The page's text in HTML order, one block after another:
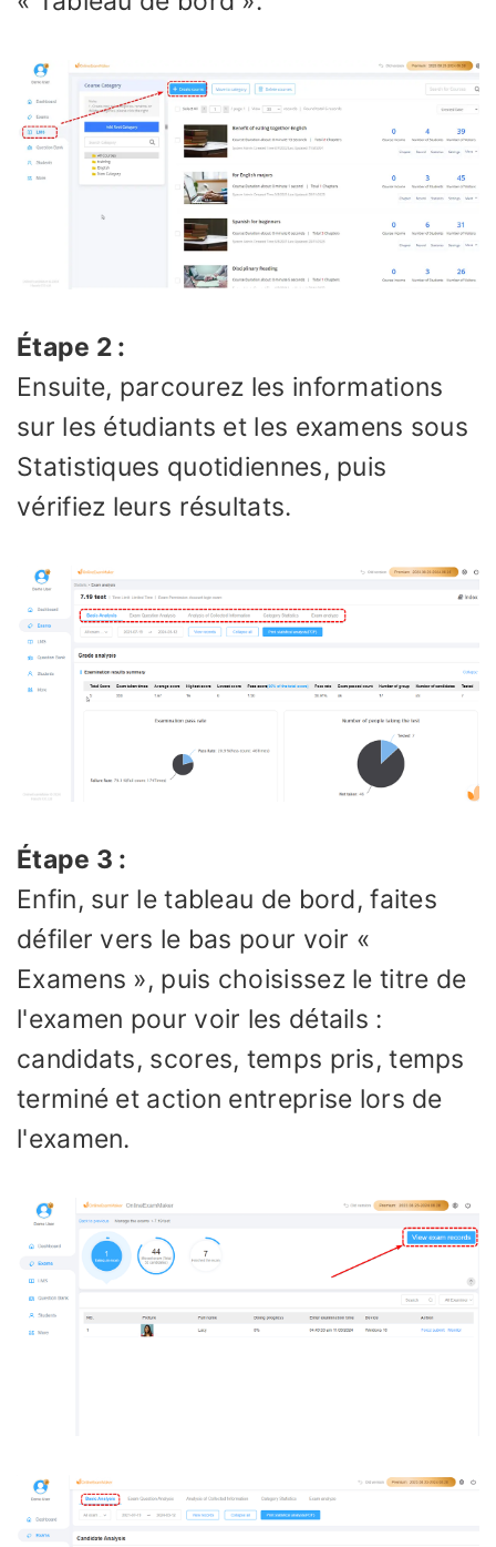
Étape 2 :
Ensuite, parcourez les informations
sur les étudiants et les examens sous
Statistiques quotidiennes, puis
vérifiez leurs résultats.
Étape 3 :
Enfin, sur le tableau de bord, faites
défiler vers le bas pour voir «
Examens », puis choisissez le titre de
l'examen pour voir les détails :
candidats, scores, temps pris, temps
terminé et action entreprise lors de
l'examen.